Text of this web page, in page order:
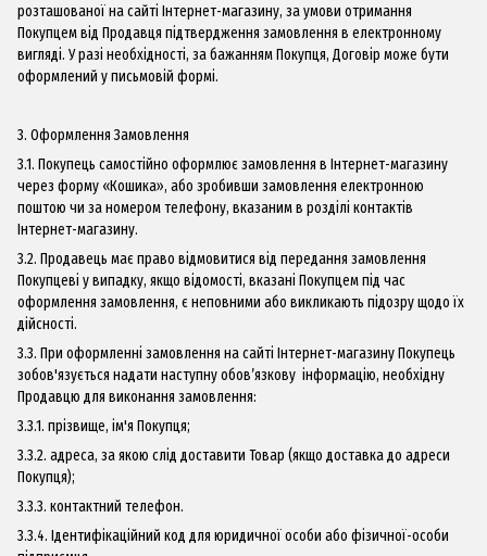
розташованої на сайті Інтернет-магазину, за умови отримання
Покупцем від Продавця підтвердження замовлення в електронному
вигляді. У разі необхідності, за бажанням Покупця, Договір може бути
оформлений у письмовій формі.
3. Оформлення Замовлення
3.1. Покупець самостійно оформлює замовлення в Інтернет-магазину
через форму «Кошика», або зробивши замовлення електронною
поштою чи за номером телефону, вказаним в розділі контактів
Інтернет-магазину.
3.2. Продавець має право відмовитися від передання замовлення
Покупцеві у випадку, якщо відомості, вказані Покупцем під час
оформлення замовлення, є неповними або викликають підозру щодо їх
дійсності.
3.3. При оформленні замовлення на сайті Інтернет-магазину Покупець
зобов'язується надати наступну обов’язкову інформацію, необхідну
Продавцю для виконання замовлення:
3.3.1. прізвище, ім'я Покупця;
3.3.2. адреса, за якою слід доставити Товар (якщо доставка до адреси
Покупця);
3.3.3. контактний телефон.
3.3.4. Ідентифікаційний код для юридичної особи або фізичної-особи